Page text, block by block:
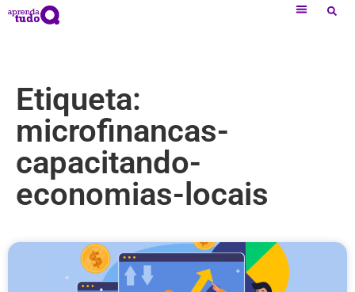
Etiqueta:
microfinancas-
capacitando-
economias-locais